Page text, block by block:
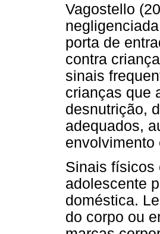
Vagostello
porta de
contra
sinais
crianças que
desnutrição,
adequados,
envolvimento
Sinais físicos
adolescente
doméstica.
do corpo ou